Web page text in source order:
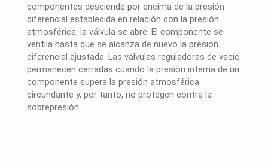
componentes desciende por encima de la presión
diferencial establecida en relación con la presión
atmosférica, la válvula se abre. El componente se
ventila hasta que se alcanza de nuevo la presión
diferencial ajustada. Las válvulas reguladoras de vacío
permanecen cerradas cuando la presión interna de un
componente supera la presión atmosférica
circundante y, por tanto, no protegen contra la
sobrepresión.